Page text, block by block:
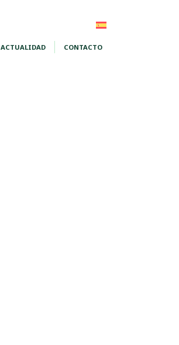
ACTUALIDAD CONTACTO